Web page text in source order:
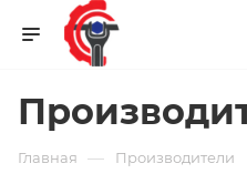
Главная — Производители